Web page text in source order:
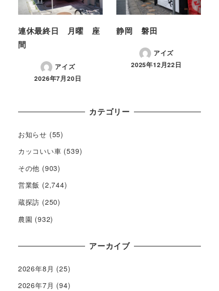
連休最終日 月曜 座
間
アイズ
2026年7月20日
静岡 磐田
アイズ
2025年12月22日
カテゴリー
お知らせ (55)
カッコいい車 (539)
その他 (903)
営業飯 (2,744)
蔵探訪 (250)
農園 (932)
アーカイブ
2026年8月 (25)
2026年7月 (94)